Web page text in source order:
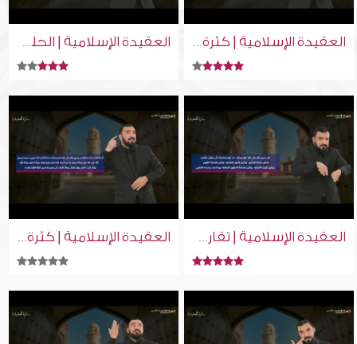
العقيدة الإسلامية | كثرة تمني الموت من علامات الساعة | إسلام ويب | للصم بلغة الإشارة العقيدة الإسلامية | الحلف بأن الله لا يغفر لفلان | إسلام ويب | للصم بلغة الإشارة
العقيدة الإسلامية | تقارب الزمان وسرعته من علامات الساعة | إسلام ويب | للصم بلغة الإشارة العقيدة الإسلامية | كثرة موت العلماء من علامات الساعة | إسلام ويب | للصم بلغة الإشارة